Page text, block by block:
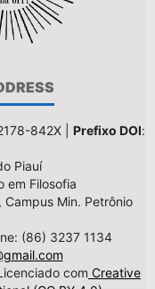
842X | Prefixo DOI:
Piauí
em Filosofia
Min. Petrônio
(86) 3237 1134
com Creative